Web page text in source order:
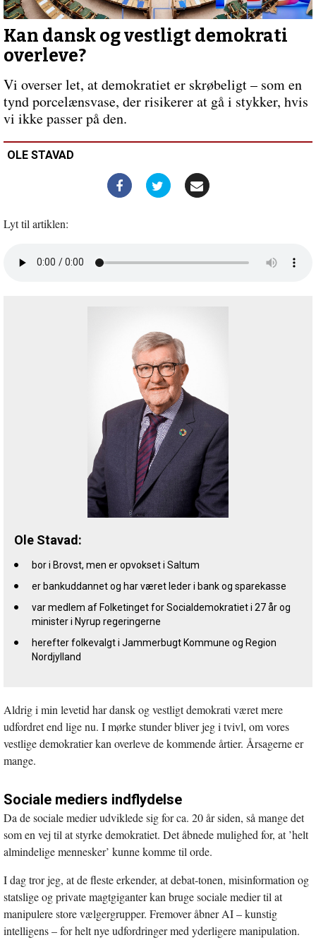
uniform
Kan dansk og vestligt demokrati
overleve?
Vi overser let, at demokratiet er skrøbeligt – som en
tynd porcelænsvase, der risikerer at gå i stykker, hvis
vi ikke passer på den.
OLE STAVAD
Lyt til artiklen:
Ole Stavad:
bor i Brovst, men er opvokset i Saltum
er bankuddannet og har været leder i bank og sparekasse
var medlem af Folketinget for Socialdemokratiet i 27 år og
minister i Nyrup regeringerne
herefter folkevalgt i Jammerbugt Kommune og Region
Nordjylland
Aldrig i min levetid har dansk og vestligt demokrati været mere
udfordret end lige nu. I mørke stunder bliver jeg i tvivl, om vores
vestlige demokratier kan overleve de kommende årtier. Årsagerne er
mange.
Sociale mediers indflydelse
Da de sociale medier udviklede sig for ca. 20 år siden, så mange det
som en vej til at styrke demokratiet. Det åbnede mulighed for, at ’helt
almindelige mennesker’ kunne komme til orde.
I dag tror jeg, at de fleste erkender, at debat-tonen, misinformation og
statslige og private magtgiganter kan bruge sociale medier til at
manipulere store vælgergrupper. Fremover åbner AI – kunstig
intelligens – for helt nye udfordringer med yderligere manipulation.